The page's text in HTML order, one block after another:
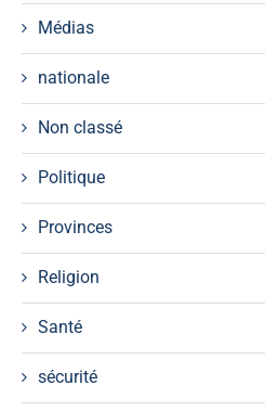
Médias
nationale
Non classé
Politique
Provinces
Religion
Santé
sécurité